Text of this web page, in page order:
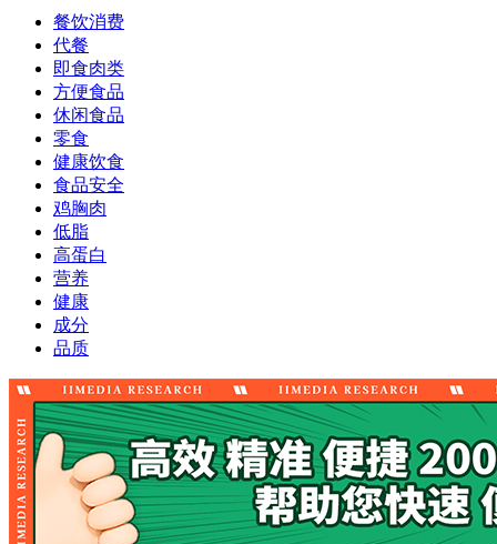
餐饮消费
代餐
即食肉类
方便食品
休闲食品
零食
健康饮食
食品安全
鸡胸肉
低脂
高蛋白
营养
健康
成分
品质